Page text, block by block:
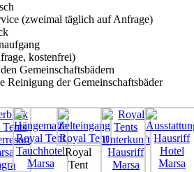
(zweimal täglich auf Anfrage)
kostenfrei)
Gemeinschaftsbädern
Reinigung der Gemeinschaftsbäder
Royal
Tent